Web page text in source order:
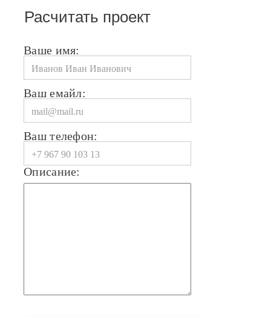
Расчитать проект
Ваше имя:
Ваш емайл:
Ваш телефон:
Описание: